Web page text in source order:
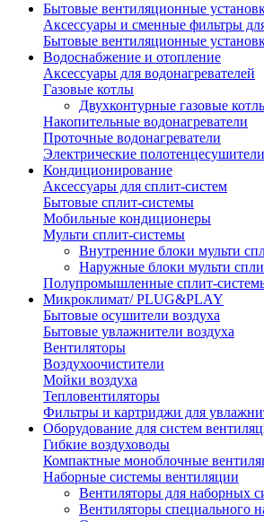
Бытовые вентиляционные
Аксессуары и сменные фильтры
Бытовые вентиляционные
Водоснабжение и отопление
Аксессуары для водонагревателей
Газовые котлы
Двухконтурные газовые
Накопительные водонагреватели
Проточные водонагреватели
Электрические полотенцесушители
Кондиционирование
Аксессуары для сплит-систем
Бытовые сплит-системы
Мобильные кондиционеры
Мульти сплит-системы
Внутренние блоки мульти
Наружные блоки мульти
Полупромышленные сплит-
Микроклимат/ PLUG&PLAY
Бытовые осушители воздуха
Бытовые увлажнители воздуха
Вентиляторы
Воздухоочистители
Мойки воздуха
Тепловентиляторы
Фильтры и картриджи для
Оборудование для систем
Гибкие воздуховоды
Компактные моноблочные
Наборные системы вентиляции
Вентиляторы для наборных
Вентиляторы специального